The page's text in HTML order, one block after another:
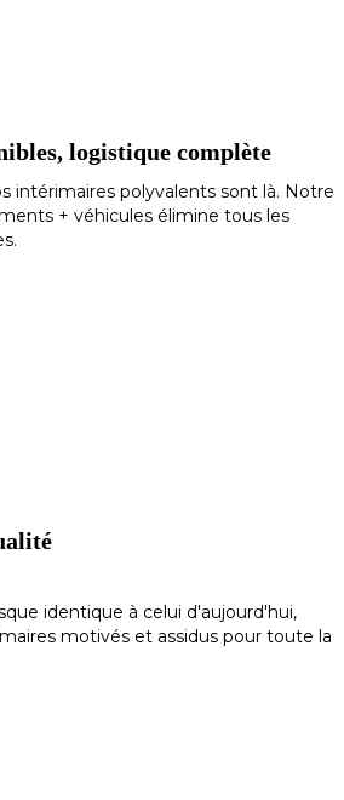
logistique complète
intérimaires polyvalents sont là. Notre
+ véhicules élimine tous les
identique à celui d'aujourd'hui,
motivés et assidus pour toute la